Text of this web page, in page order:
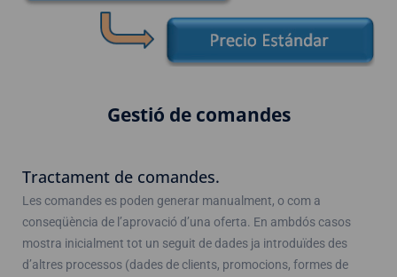
Gestió de comandes
Tractament de comandes.
Les comandes es poden generar manualment, o com a
conseqüència de l’aprovació d’una oferta. En ambdós casos
mostra inicialment tot un seguit de dades ja introduïdes des
d’altres processos (dades de clients, promocions, formes de